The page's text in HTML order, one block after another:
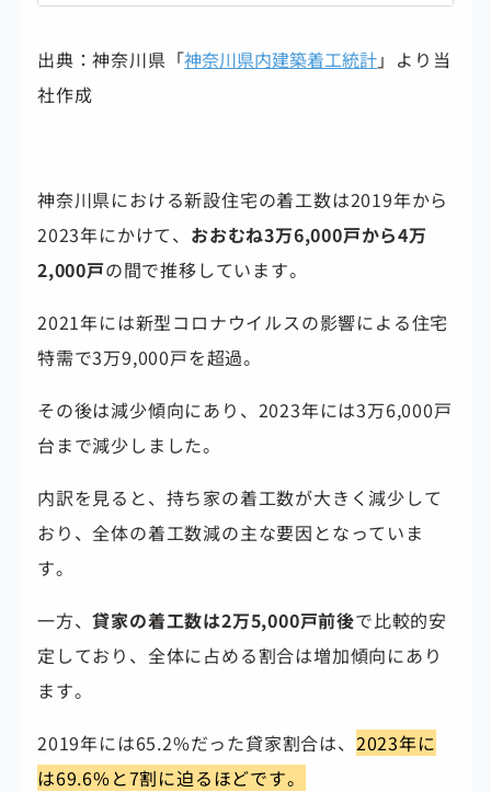
出典：神奈川県「神奈川県内建築着工統計」より当
社作成
神奈川県における新設住宅の着工数は2019年から
2023年にかけて、 おおむね3万6,000戸から4万
2,000戸の間で推移しています。
2021年には新型コロナウイルスの影響による住宅
特需で3万9,000戸を超過。
その後は減少傾向にあり、2023年には3万6,000戸
台まで減少しました。
内訳を見ると、持ち家の着工数が大きく減少して
おり、全体の着工数減の主な要因となっていま
す。
一方、貸家の着工数は2万5,000戸前後で比較的安
定しており、全体に占める割合は増加傾向にあり
ます。
2019年には65.2%だった貸家割合は、 2023年に
は69.6%と7割に迫るほどです。